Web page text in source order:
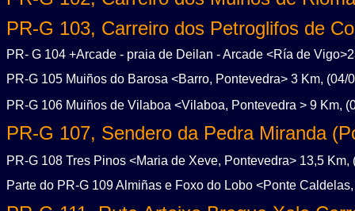
PR-G 103, Carreiro dos Petroglifos de
PR- G 104 +Arcade - praia de Deilan - Arcade <Ría de
PR-G 105 Muiños do Barosa <Barro, Pontevedra> 3 Km, (04/
PR-G 106 Muiños de Vilaboa <Vilaboa, Pontevedra > 9 Km,
PR-G 107, Sendero da Pedra Miranda
PR-G 108 Tres Pinos <Maria de Xeve, Pontevedra> 13,5
Parte do PR-G 109 Almiñas e Foxo do Lobo <Ponte